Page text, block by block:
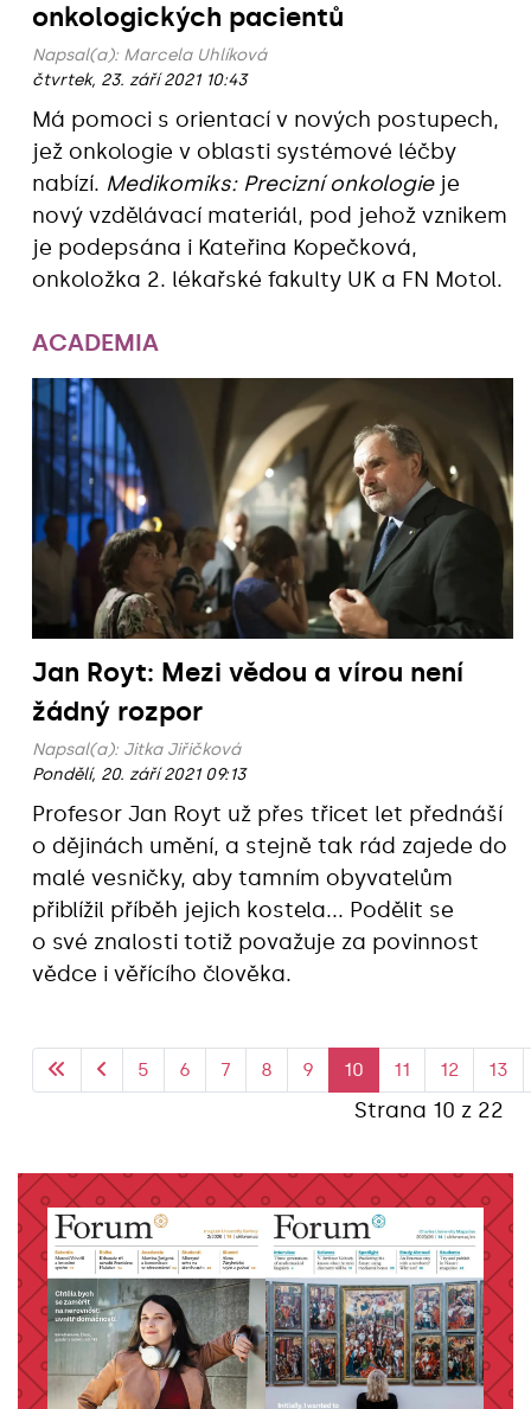
onkologických pacientů
Napsal(a): Marcela Uhlíková
čtvrtek, 23. září 2021 10:43
Má pomoci s orientací v nových postupech,
jež onkologie v oblasti systémové léčby
nabízí. Medikomiks: Precizní onkologieje
nový vzdělávací materiál, pod jehož vznikem
je podepsána i Kateřina Kopečková,
onkoložka 2. lékařské fakulty UK a FN Motol.
ACADEMIA
Jan Royt: Mezi vědou a vírou není
žádný rozpor
Napsal(a): Jitka Jiřičková
Pondělí, 20. září 2021 09:13
Profesor Jan Royt už přes třicet let přednáší
o dějinách umění, a stejně tak rád zajede do
malé vesničky, aby tamním obyvatelům
přiblížil příběh jejich kostela... Podělit se
o své znalosti totiž považuje za povinnost
vědce i věřícího člověka.
Strana 10 z 22
5 6 7 8 9 10 11 12 13